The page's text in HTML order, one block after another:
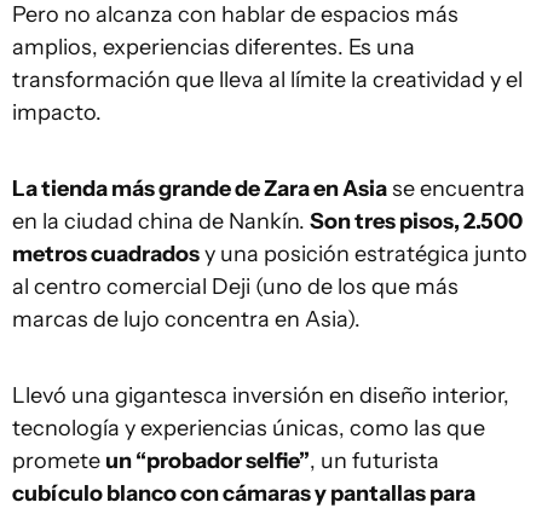
Pero no alcanza con hablar de espacios más
amplios, experiencias diferentes. Es una
transformación que lleva al límite la creatividad y el
impacto.
La tienda más grande de Zara en Asiase encuentra
en la ciudad china de Nankín. Son tres pisos, 2.500
metros cuadradosy una posición estratégica junto
al centro comercial Deji (uno de los que más
marcas de lujo concentra en Asia).
Llevó una gigantesca inversión en diseño interior,
tecnología y experiencias únicas, como las que
promete un “probador selfie”, un futurista
cubículo blanco con cámaras y pantallas para